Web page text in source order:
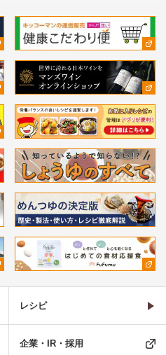
レシピ
企業・IR・採用